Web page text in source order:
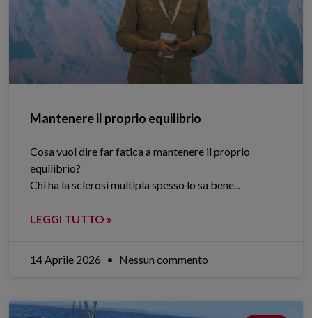
Mantenere il proprio equilibrio
Cosa vuol dire far fatica a mantenere il proprio
equilibrio?
Chi ha la sclerosi multipla spesso lo sa bene.​..
LEGGI TUTTO »
14 Aprile 2026 Nessun commento